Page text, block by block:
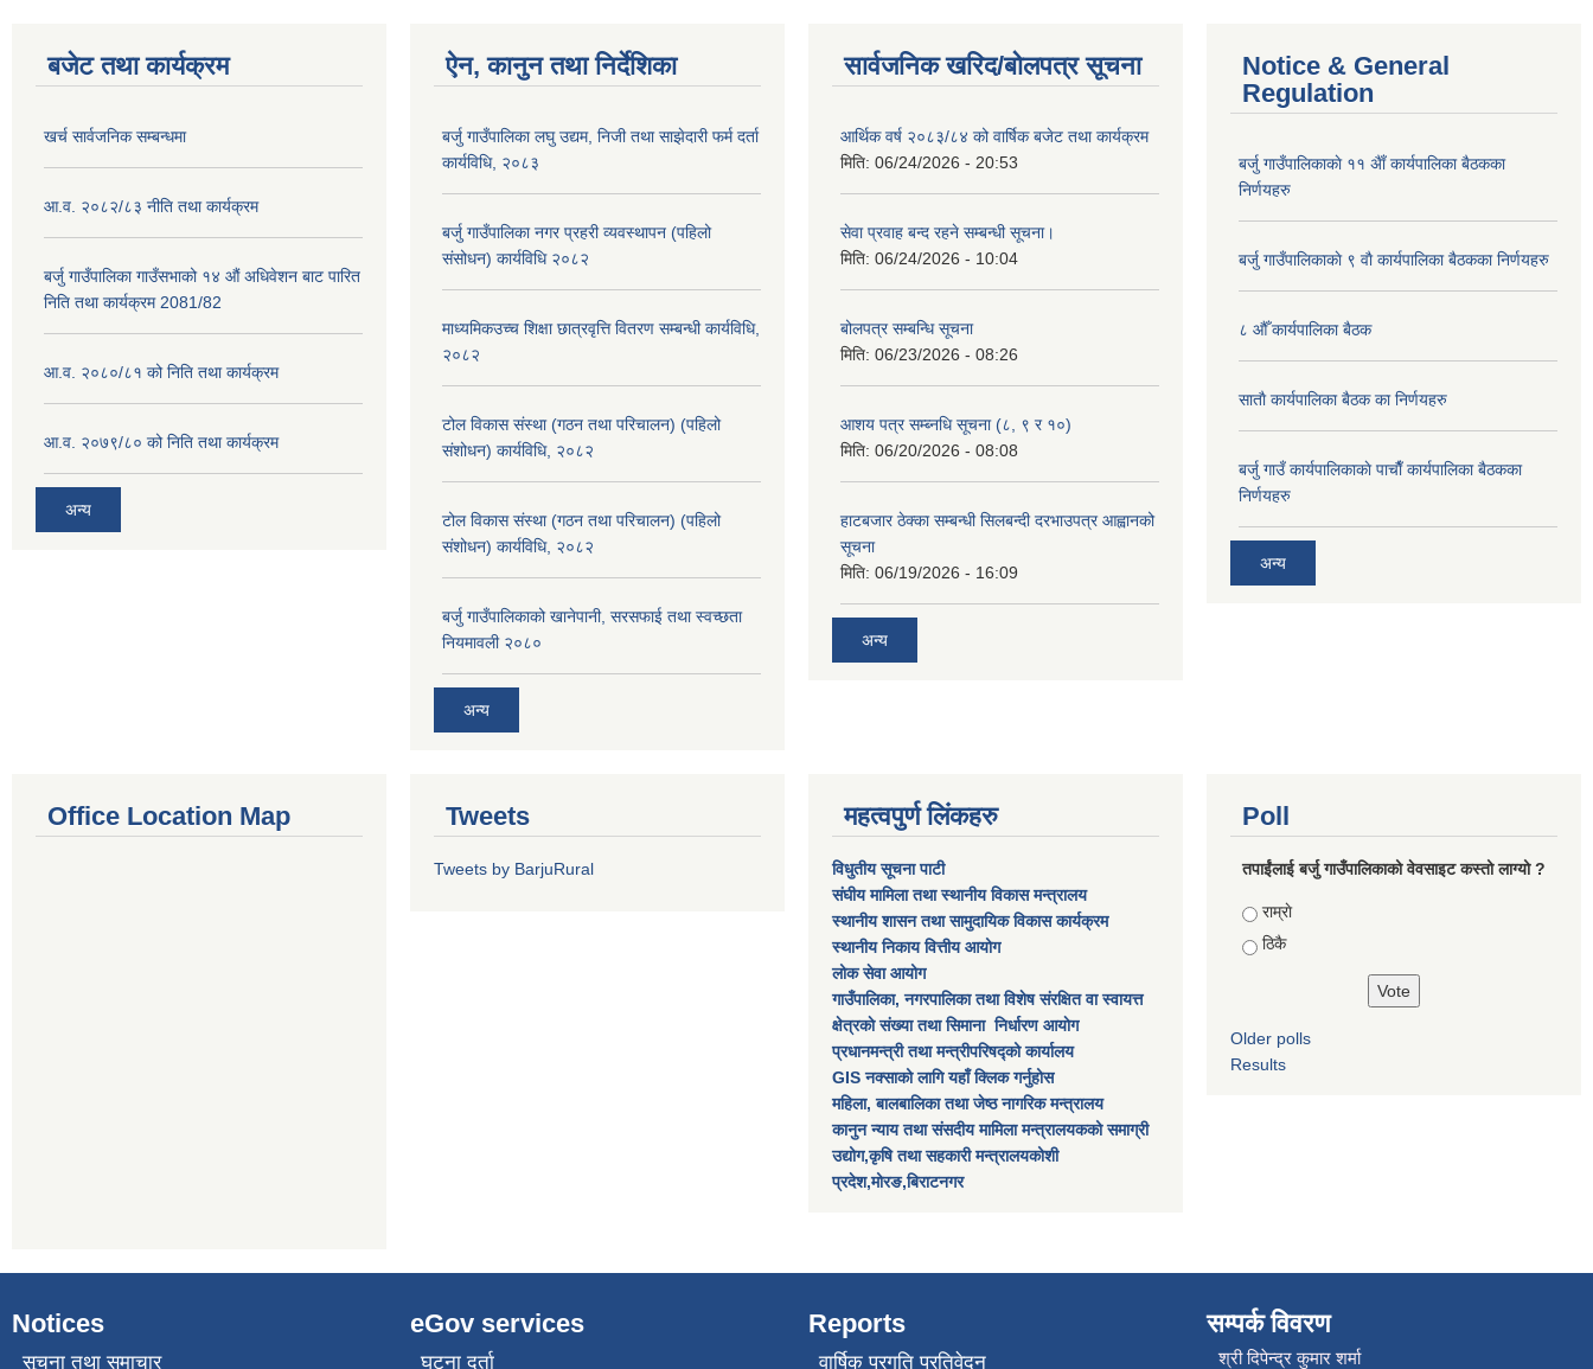
बजेट तथा कार्यक्रम
खर्च सार्वजनिक सम्बन्धमा
आ.व. २०८२/८३ नीति तथा कार्यक्रम
बर्जु गाउँपालिका गाउँसभाको १४ औं अधिवेशन बाट पारित
निति तथा कार्यक्रम 2081/82
आ.व. २०८०/८१ को निति तथा कार्यक्रम
आ.व. २०७९/८० को निति तथा कार्यक्रम
अन्य
ऐन, कानुन तथा निर्देशिका
बर्जु गाउँपालिका लघु उद्यम, निजी तथा साझेदारी फर्म दर्ता
कार्यविधि, २०८३
बर्जु गाउँपालिका नगर प्रहरी व्यवस्थापन (पहिलो
संसोधन) कार्यविधि २०८२
माध्यमिकउच्च शिक्षा छात्रवृत्ति वितरण सम्बन्धी कार्यविधि,
२०८२
टोल विकास संस्था (गठन तथा परिचालन) (पहिलो
संशोधन) कार्यविधि, २०८२
टोल विकास संस्था (गठन तथा परिचालन) (पहिलो
संशोधन) कार्यविधि, २०८२
बर्जु गाउँपालिकाको खानेपानी, सरसफाई तथा स्वच्छता
नियमावली २०८०
अन्य
सार्वजनिक खरिद/बोलपत्र सूचना
आर्थिक वर्ष २०८३/८४ को वार्षिक बजेट तथा कार्यक्रम
मिति: 06/24/2026 - 20:53
सेवा प्रवाह बन्द रहने सम्बन्धी सूचना।
मिति: 06/24/2026 - 10:04
बोलपत्र सम्बन्धि सूचना
मिति: 06/23/2026 - 08:26
आशय पत्र सम्ब्नधि सूचना (८, ९ र १०)
मिति: 06/20/2026 - 08:08
हाटबजार ठेक्का सम्बन्धी सिलबन्दी दरभाउपत्र आह्वानको
सूचना
मिति: 06/19/2026 - 16:09
अन्य
Notice & General
Regulation
बर्जु गाउँपालिकाकाे ११ अैाँ कार्यपालिका बैठकका
निर्णयहरु
बर्जु गाउँपालिकाकाे ९ वाै‌ कार्यपालिका बैठकका निर्णयहरु
८ औँ कार्यपालिका बैठक
साताै‌ कार्यपालिका बैठक का निर्णयहरु
बर्जु गाउँ कार्यपालिकाकाे पाचाै‌ँ कार्यपालिका बैठकका
निर्णयहरु
अन्य
Office Location Map Tweets
Tweets by BarjuRural
महत्वपुर्ण लिंकहरु
विधुतीय सूचना पाटी
संघीय मामिला तथा स्थानीय विकास मन्त्रालय
स्थानीय शासन तथा सामुदायिक विकास कार्यक्रम
स्थानीय निकाय वित्तीय आयोग
लोक सेवा आयोग
गाउँपालिका, नगरपालिका तथा विशेष स‌ंरक्षित वा स्वायत्त
क्षेत्रकाे स‌ंख्या तथा सिमाना निर्धारण आयाेग
प्रधानमन्त्री तथा मन्त्रीपरिषद्को कार्यालय
GIS नक्साको लागि यहाँ क्लिक गर्नुहोस
महिला, बालबालिका तथा जेष्ठ नागरिक मन्त्रालय
कानुन न्याय तथा संसदीय मामिला मन्त्रालयकको समाग्री
उद्योग,कृषि तथा सहकारी मन्त्रालयकोशी
प्रदेश,मोरङ,बिराटनगर
Poll
तपाईंलाई बर्जु गाउँपालिकाको वेवसाइट कस्तो लाग्यो ?
Choices
राम्राे
ठिकै
Older polls
Results
Notices
सूचना तथा समाचार
eGov services
घटना दर्ता
Reports
वार्षिक प्रगति प्रतिवेदन
सम्पर्क विवरण
श्री दिपेन्द्र कुमार शर्मा